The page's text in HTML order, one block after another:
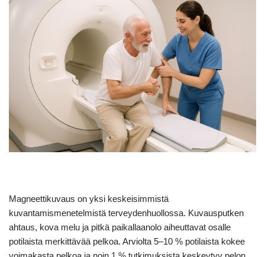
Magneettikuvaus on yksi keskeisimmistä
kuvantamismenetelmistä terveydenhuollossa. Kuvausputken
ahtaus, kova melu ja pitkä paikallaanolo aiheuttavat osalle
potilaista merkittävää pelkoa. Arviolta 5–10 % potilaista kokee